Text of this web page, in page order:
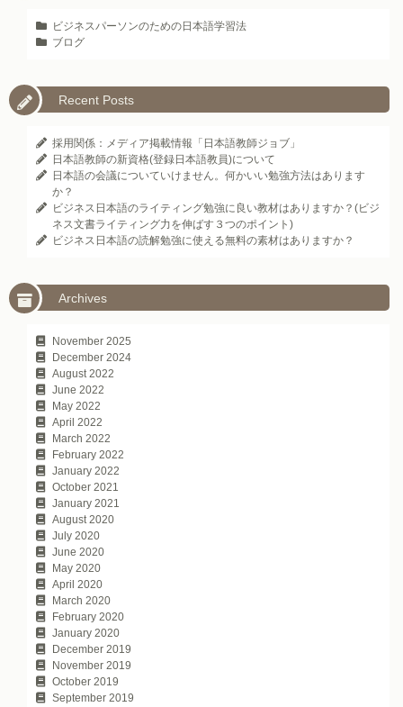
ビジネスパーソンのための日本語学習法
ブログ
Recent Posts
採用関係：メディア掲載情報「日本語教師ジョブ」
日本語教師の新資格(登録日本語教員)について
日本語の会議についていけません。何かいい勉強方法はあります
か？
ビジネス日本語のライティング勉強に良い教材はありますか？(ビジ
ネス文書ライティング力を伸ばす３つのポイント)
ビジネス日本語の読解勉強に使える無料の素材はありますか？
Archives
November 2025
December 2024
August 2022
June 2022
May 2022
April 2022
March 2022
February 2022
January 2022
October 2021
January 2021
August 2020
July 2020
June 2020
May 2020
April 2020
March 2020
February 2020
January 2020
December 2019
November 2019
October 2019
September 2019